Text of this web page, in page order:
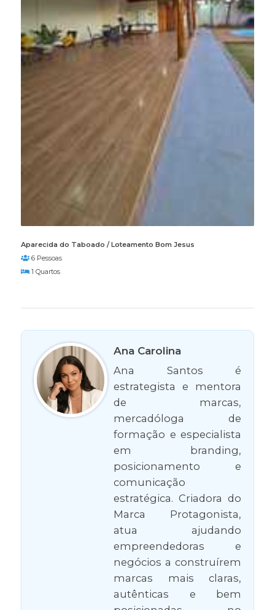
Aparecida do Taboado / Loteamento Bom Jesus
6 Pessoas
1 Quartos
Ana Carolina
Ana Santos é
estrategista e mentora
de marcas,
mercadóloga de
formação e especialista
em branding,
posicionamento e
comunicação
estratégica. Criadora do
Marca Protagonista,
atua ajudando
empreendedoras e
negócios a construírem
marcas mais claras,
autênticas e bem